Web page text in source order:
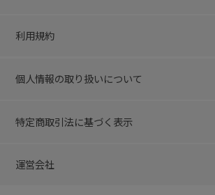
利用規約
個人情報の取り扱いについて
特定商取引法に基づく表示
運営会社